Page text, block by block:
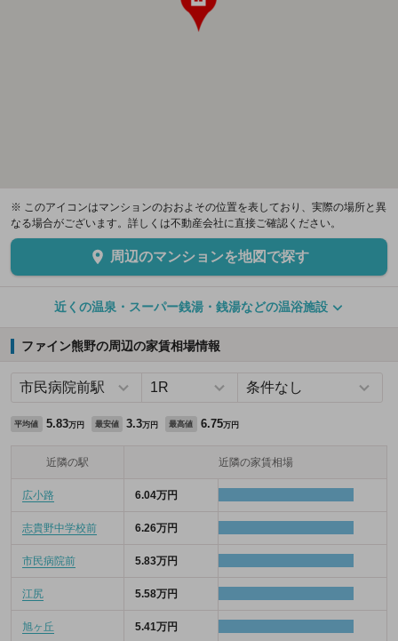
※ このアイコンはマンションのおおよその位置を表しており、実際の場所と異
なる場合がございます。詳しくは不動産会社に直接ご確認ください。
周辺のマンションを地図で探す
近くの温泉・スーパー銭湯・銭湯などの温浴施設
ファイン熊野の周辺の家賃相場情報
平均値 5.83万円 最安値 3.3万円 最高値 6.75万円
近隣の駅 近隣の家賃相場
広小路 6.04万円
志貴野中学校前 6.26万円
市民病院前 5.83万円
江尻 5.58万円
旭ヶ丘 5.41万円